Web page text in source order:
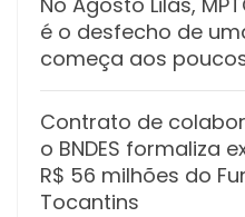
é o desfecho de
começa aos
Contrato de
o BNDES formaliza
R$ 56 milhões do
Tocantins